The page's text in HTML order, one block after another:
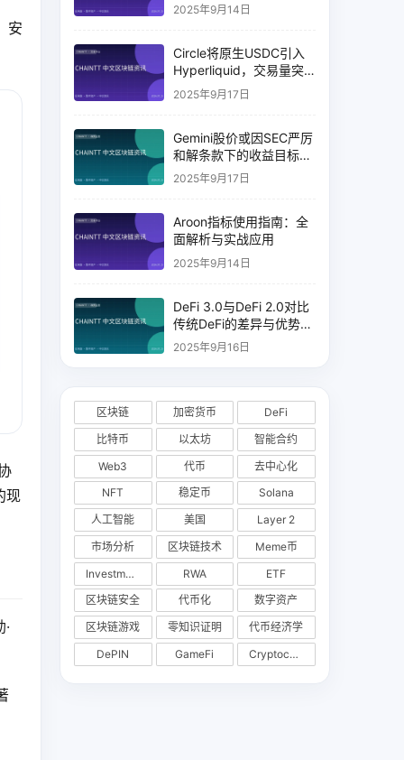
安
现
2025年9月14日
Circle将原生USDC引入
Hyperliquid，交易量突
破币安14%
2025年9月17日
Gemini股价或因SEC严厉
和解条款下的收益目标破
灭而下跌
2025年9月17日
Aroon指标使用指南：全
面解析与实战应用
2025年9月14日
DeFi 3.0与DeFi 2.0对比
传统DeFi的差异与优势分
析
2025年9月16日
区块链 加密货币
DeFi
比特币
以太坊
智能合约
Web3
代币
去中心化
NFT
稳定币
Solana
人工智能
美国
Layer 2
市场分析
区块链技术
Meme币
Investments
RWA
ETF
区块链安全
代币化
数字资产
区块链游戏
零知识证明
代币经济学
DePIN
GameFi Cryptocurrency Exchange